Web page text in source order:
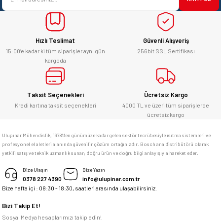
Ürün fiyatı diğer sitelerden daha pahalı.
Bu ürüne benzer farklı alternatifler olmalı.
yücel çağatay uzun | 12/06/2026
Kesinlikle orjinal ürün, güvenerek
alabilirsiniz.
E... Ü... | 10/06/2026
Bosch marka alet alacaksam kesinlikle
adresim Ulupınar.com.tr
memnun kaldım
Deneyimini Paylaş
Hızlı Teslimat
15:00’e kadar ki tüm siparişler aynı gün
kargoda
Güvenli Alışveriş
256bit SSL Sertifikası
Taksit Seçenekleri
Kredi kartına taksit seçenekleri
Ücretsiz Kargo
4000 TL ve üzeri tüm siparişlerde
ücretsiz kargo
Ulupınar Mühendislik, 1978'den günümüze kadar gelen sektör tecrübesiyle ısıtma sistemleri ve
profesyonel el aletleri alanında güvenilir çözüm ortağınızdır. Bosch ana distribütörü olarak
yetkili satış ve teknik uzmanlık sunar; doğru ürün ve doğru bilgi anlayışıyla hareket eder.
Bize Ulaşın
0378 227 4390
Bize Yazın
info@ulupinar.com.tr
Bize hafta içi : 08:30 - 18:30, saatleri arasında ulaşabilirsiniz.
Bizi Takip Et!
Sosyal Medya hesaplarımızı takip edin!